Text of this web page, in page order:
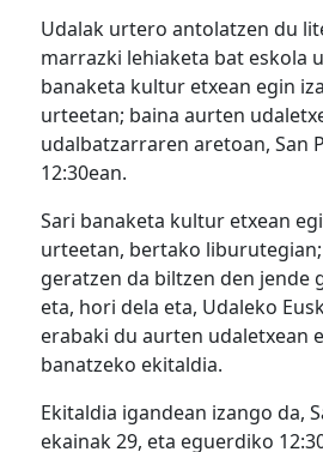
Udalak urtero antolatzen du
marrazki lehiaketa bat eskola
banaketa kultur etxean egin
urteetan; baina aurten
udalbatzarraren aretoan, San
12:30ean.
Sari banaketa kultur etxean
urteetan, bertako
geratzen da biltzen den jende
eta, hori dela eta, Udaleko
erabaki du aurten udaletxean
banatzeko ekitaldia.
Ekitaldia igandean izango da,
ekainak 29, eta eguerdiko